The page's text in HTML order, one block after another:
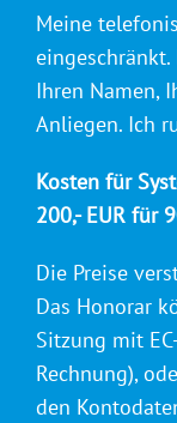
Meine
Ihren Namen,
Anliegen. Ich
Kosten für
200,- EUR für
Die Preise
Das Honorar
Sitzung mit
Rechnung),
den